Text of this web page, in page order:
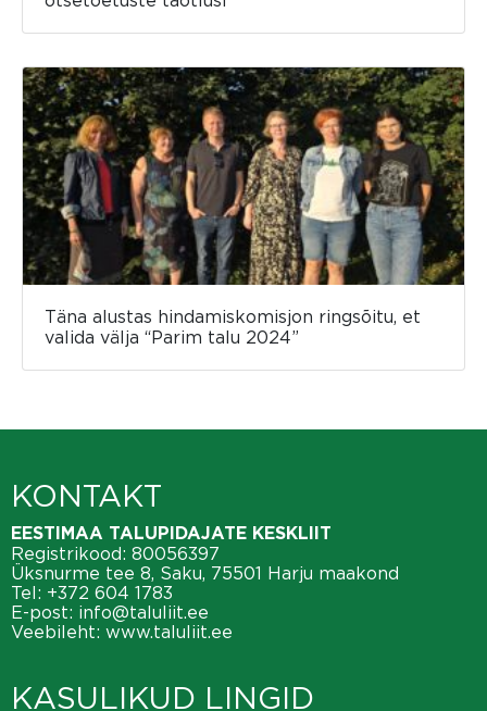
Täna alustas hindamiskomisjon ringsõitu, et
valida välja “Parim talu 2024”
KONTAKT
EESTIMAA TALUPIDAJATE KESKLIIT
Registrikood: 80056397
Üksnurme tee 8, Saku, 75501 Harju maakond
Tel: +372 604 1783
E-post: info@taluliit.ee
Veebileht: www.taluliit.ee
KASULIKUD LINGID